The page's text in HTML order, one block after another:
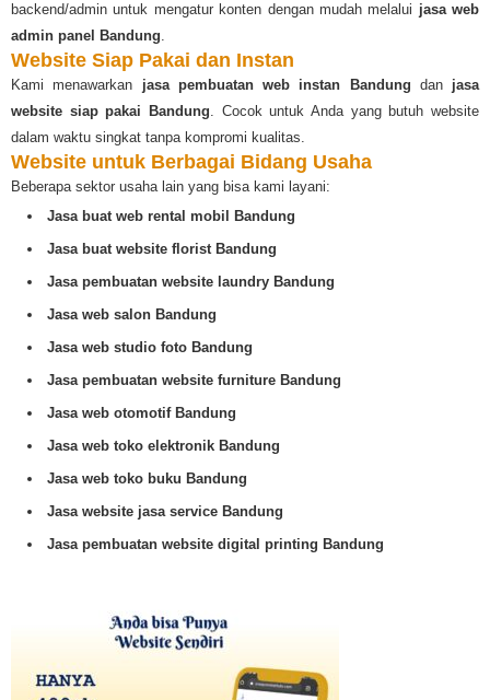
backend/admin untuk mengatur konten dengan mudah melalui jasa web
admin panel Bandung.
Website Siap Pakai dan Instan
Kami menawarkan jasa pembuatan web instan Bandung dan jasa
website siap pakai Bandung. Cocok untuk Anda yang butuh website
dalam waktu singkat tanpa kompromi kualitas.
Website untuk Berbagai Bidang Usaha
Beberapa sektor usaha lain yang bisa kami layani:
Jasa buat web rental mobil Bandung
Jasa buat website florist Bandung
Jasa pembuatan website laundry Bandung
Jasa web salon Bandung
Jasa web studio foto Bandung
Jasa pembuatan website furniture Bandung
Jasa web otomotif Bandung
Jasa web toko elektronik Bandung
Jasa web toko buku Bandung
Jasa website jasa service Bandung
Jasa pembuatan website digital printing Bandung